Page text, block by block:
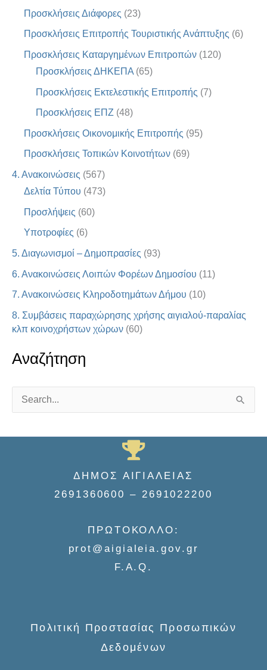
Προσκλήσεις Διάφορες (23)
Προσκλήσεις Επιτροπής Τουριστικής Ανάπτυξης (6)
Προσκλήσεις Καταργημένων Επιτροπών (120)
Προσκλήσεις ΔΗΚΕΠΑ (65)
Προσκλήσεις Εκτελεστικής Επιτροπής (7)
Προσκλήσεις ΕΠΖ (48)
Προσκλήσεις Οικονομικής Επιτροπής (95)
Προσκλήσεις Τοπικών Κοινοτήτων (69)
4. Ανακοινώσεις (567)
Δελτία Τύπου (473)
Προσλήψεις (60)
Υποτροφίες (6)
5. Διαγωνισμοί – Δημοπρασίες (93)
6. Ανακοινώσεις Λοιπών Φορέων Δημοσίου (11)
7. Ανακοινώσεις Κληροδοτημάτων Δήμου (10)
8. Συμβάσεις παραχώρησης χρήσης αιγιαλού-παραλίας
κλπ κοινοχρήστων χώρων (60)
Αναζήτηση
a
ΔΗΜΟΣ ΑΙΓΙΑΛΕΙΑΣ
2691360600 – 2691022200
ΠΡΩΤΟΚΟΛΛΟ:
prot@aigialeia.gov.gr
F.A.Q.
Πολιτική Προστασίας Προσωπικών
Δεδομένων